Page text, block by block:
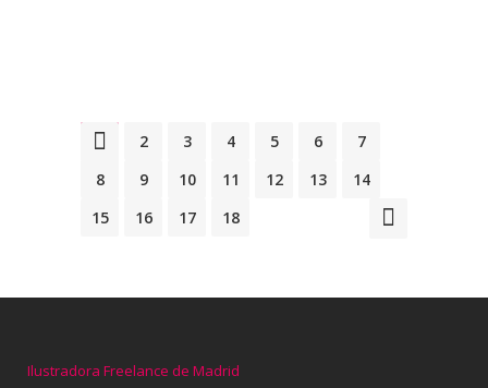
1 2 3 4 5 6
7
8
9 10 11 12 13
14
15
16 17 18
Ilustradora Freelance de Madrid